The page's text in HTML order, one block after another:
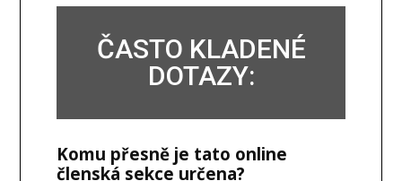
ČASTO KLADENÉ
DOTAZY:
Komu přesně je tato online
členská sekce určena?